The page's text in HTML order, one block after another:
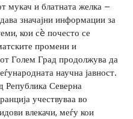
мукач и блатната желка –
значајни информации за
кои сè почесто се
промени и
Голем Град продолжува да
научна јавност.
Република Северна
учествуваа во
влекачи, меѓу кои